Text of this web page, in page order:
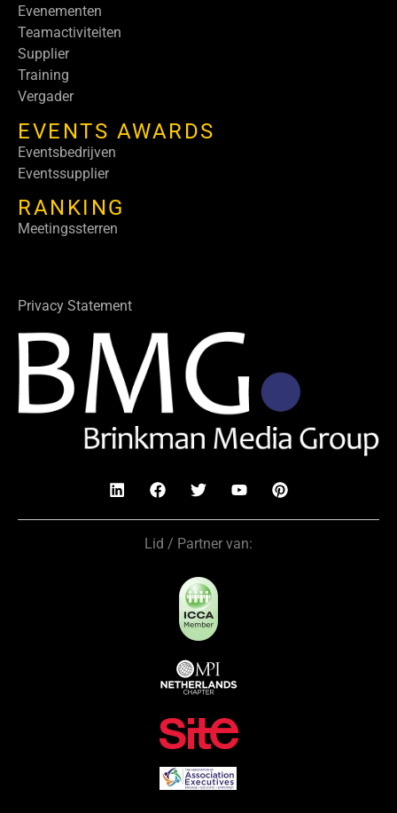
Evenementen
Teamactiviteiten
Supplier
Training
Vergader
EVENTS AWARDS
Eventsbedrijven
Eventssupplier
RANKING
Meetingssterren
Privacy Statement
Lid / Partner van: